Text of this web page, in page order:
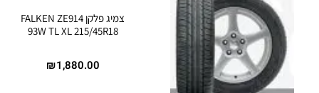
צמיג פלקן FALKEN ZE914
93W TL XL 215/45R18
₪1,880.00